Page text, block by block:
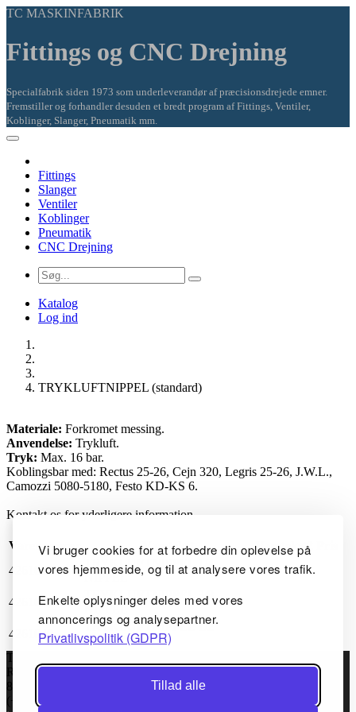
Vi bruger cookies for at forbedre din oplevelse på
vores hjemmeside, og til at analysere vores trafik.
Enkelte oplysninger deles med vores
annoncerings og analysepartner.
Privatlivspolitik (GDPR)
Tillad alle
TC MASKINFABRIK
Fittings og CNC Drejning
Specialfabrik siden 1973 som underleverandør af præcisionsdrejede emner.
Fremstiller og forhandler desuden et bredt program af Fittings, Ventiler,
Koblinger, Slanger, Pneumatik mm.
Fittings
Slanger
Ventiler
Koblinger
Pneumatik
CNC Drejning
Katalog
Log ind
TRYKLUFTNIPPEL (standard)
Materiale: Forkromet messing.
Anvendelse: Trykluft.
Tryk: Max. 16 bar.
Koblingsbar med: Rectus 25-26, Cejn 320, Legris 25-26, J.W.L.,
Camozzi 5080-5180, Festo KD-KS 6.
Kontakt os for yderligere information.
Varenummer Varetekst Varetekst2
4261020
TRYKLUFTNIPPEL 1/4
NIPPEL
4261030
TRYKLUFTNIPPEL 3/8
NIPPEL
4261040
TRYKLUFTNIPPEL 1/2
NIPPEL
TC Maskinfabrik ApS
Rugvej 6
8920 Randers NV, Danmark
(+45) 86434144